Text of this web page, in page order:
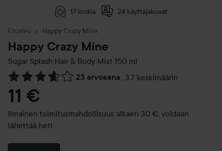
17 lookia 24 käyttäjäkuvat
Etusivu Happy Crazy Mine
Happy Crazy Mine
Sugar Splash Hair & Body Mist 150 ml
23 arvosana , 3.7 keskimäärin
Siirtyä jhk Arvosana & kommentit
11 €
Ilmainen toimitusmahdollisuus alkaen 30 €, voidaan
lähettää heti